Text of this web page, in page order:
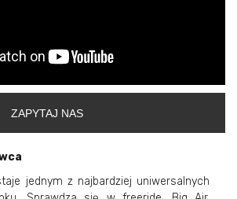
ZAPYTAJ NAS
jednym z najbardziej uniwersalnych